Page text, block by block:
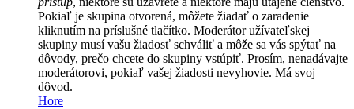
Pokiaľ je skupina otvorená, môžete žiadať o zaradenie
kliknutím na príslušné tlačítko. Moderátor užívateľskej
skupiny musí vašu žiadosť schváliť a môže sa vás spýtať na
dôvody, prečo chcete do skupiny vstúpiť. Prosím, nenadávajte
moderátorovi, pokiaľ vašej žiadosti nevyhovie. Má svoj
dôvod.
Hore